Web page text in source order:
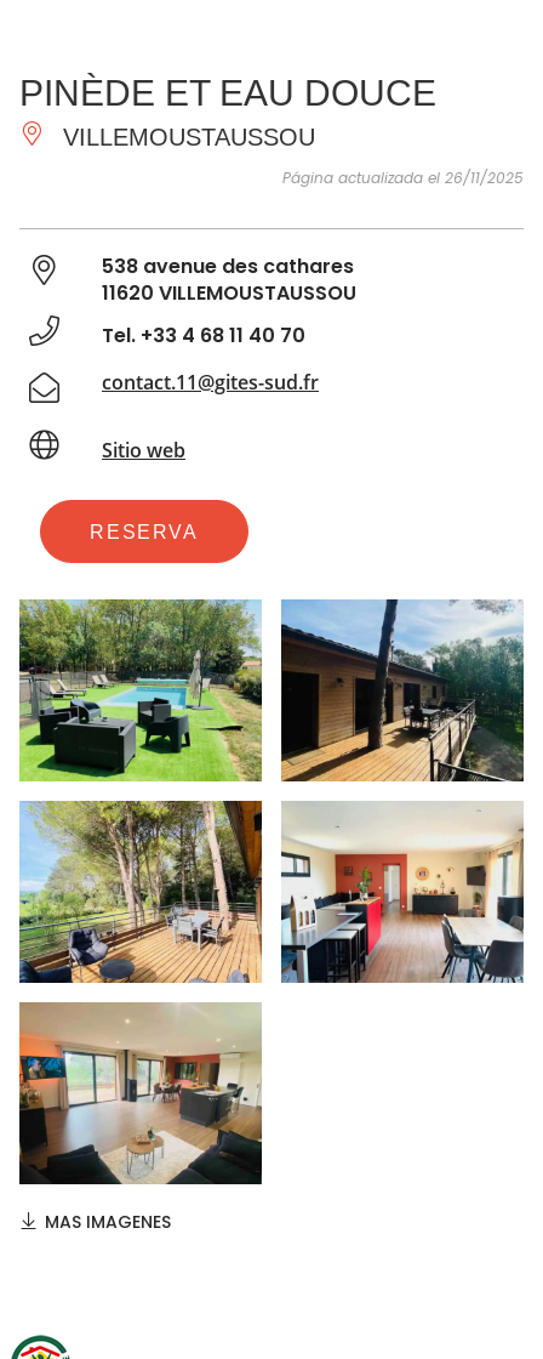
IMPRESCINDIBLES
HACER
INSPIRACIONES
PINÈDE ET EAU DOUCE
VILLEMOUSTAUSSOU
Página actualizada el 26/11/2025
538 avenue des cathares
11620 VILLEMOUSTAUSSOU
Tel. +33 4 68 11 40 70
contact.11@gites-sud.fr
Sitio web
RESERVA
MAS IMAGENES